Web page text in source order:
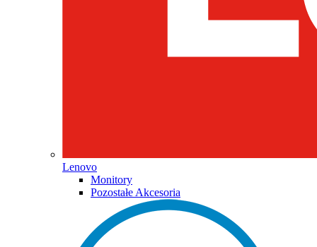
Lenovo
Monitory
Pozostałe Akcesoria